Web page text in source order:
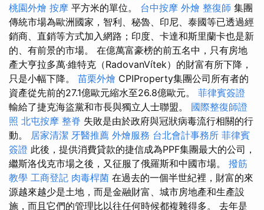
桃園外燴 按摩 平方米的單位。 台中按摩 外燴 整復師 集團
傳統市場為歐洲國家，智利、秘魯、印尼、泰國等已透過經
銷商、直銷等方式加入網路；印度、卡達和斯里蘭卡也是新
的、有前景的市場。 在億萬富豪榜的前五名中，只有房地
產大亨拉多萬·維特克（RadovanVítek）的財富有所下降，
只是小幅下降。 苗栗外燴 CPIProperty集團公司所有者的
資產從先前的27.1億歐元縮水至26.8億歐元。 菲律賓簽證
輸給了捷克海盜黨和市長與獨立人士聯盟。 國際整復師證
照 北屯按摩 整脊 失敗是由於政府與冠狀病毒流行相關的行
動。 居家清潔 牙醫推薦 外燴服務 台北會計事務所 菲律賓
簽證 此後，提供消費貸款的捷信成為PPF集團最大的公司，
繼斯洛伐克市場之後，又征服了俄羅斯和中國市場。 撥筋
教學 工商登記 肉毒桿菌 在過去的一個半世紀裡，財富的來
源越來越少是土地，而是金融財富、城市房地產和生產設
施，而且它們的管理比以往任何時候都複雜得多。 去年是